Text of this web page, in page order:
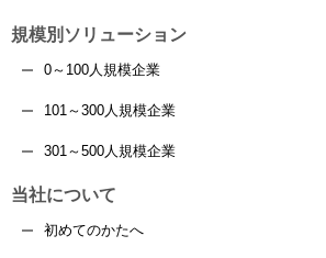
規模別ソリューション
0～100人規模企業
101～300人規模企業
301～500人規模企業
当社について
初めてのかたへ